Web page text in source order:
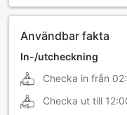
Användbar fakta
In-/utcheckning
Checka in från
Checka ut till